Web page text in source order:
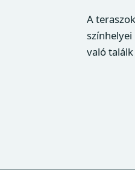
A
való találk